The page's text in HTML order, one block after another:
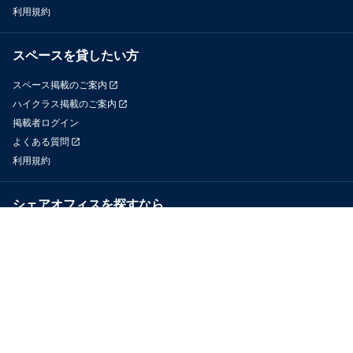
利用規約
スペースを貸したい方
スペース掲載のご案内
ハイクラス掲載のご案内
掲載者ログイン
よくある質問
利用規約
シェアオフィスを探すなら